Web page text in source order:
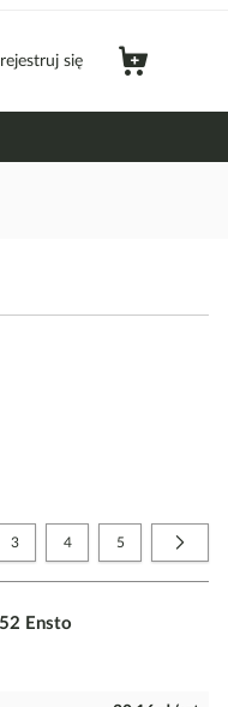
się
stronę
Strona
3 Strona
4 Strona
5
Ensto